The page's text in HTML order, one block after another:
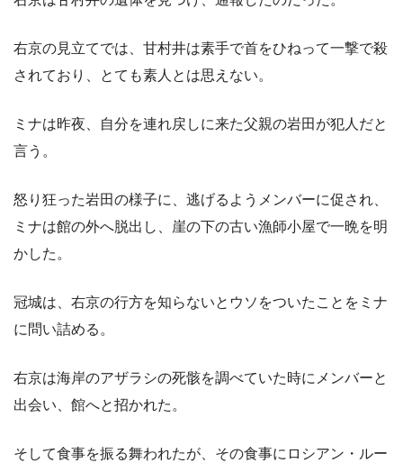
右京の見立てでは、甘村井は素手で首をひねって一撃で殺
されており、とても素人とは思えない。
ミナは昨夜、自分を連れ戻しに来た父親の岩田が犯人だと
言う。
怒り狂った岩田の様子に、逃げるようメンバーに促され、
ミナは館の外へ脱出し、崖の下の古い漁師小屋で一晩を明
かした。
冠城は、右京の行方を知らないとウソをついたことをミナ
に問い詰める。
右京は海岸のアザラシの死骸を調べていた時にメンバーと
出会い、館へと招かれた。
そして食事を振る舞われたが、その食事にロシアン・ルー